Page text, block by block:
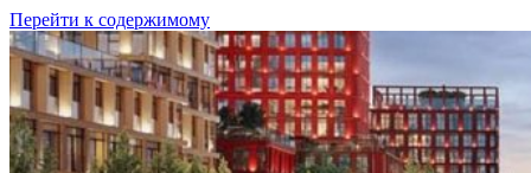
Перейти к содержимому